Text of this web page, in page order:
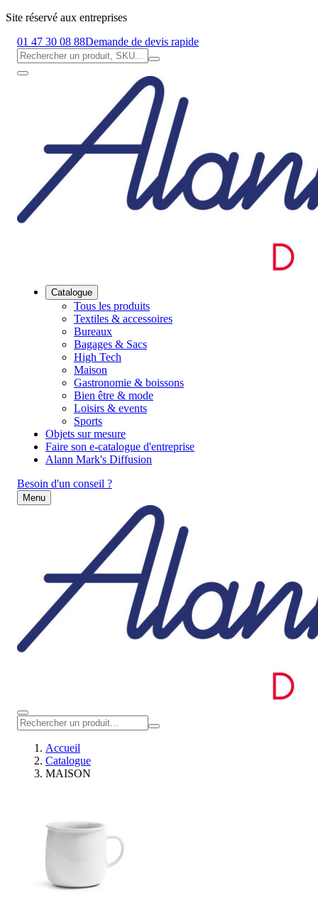
Site réservé aux entreprises
01 47 30 08 88Demande de devis rapide
Catalogue
Tous les produits
Textiles & accessoires
Bureaux
Bagages & Sacs
High Tech
Maison
Gastronomie & boissons
Bien être & mode
Loisirs & events
Sports
Objets sur mesure
Faire son e-catalogue d'entreprise
Alann Mark's Diffusion
Besoin d'un conseil ?
Menu
Accueil
Catalogue
MAISON